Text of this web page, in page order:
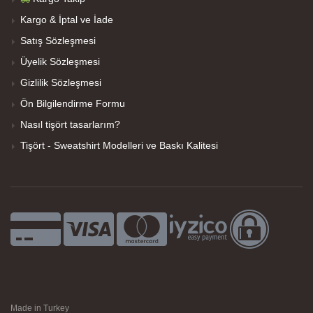
Kargo & İptal ve İade
Satış Sözleşmesi
Üyelik Sözleşmesi
Gizlilik Sözleşmesi
Ön Bilgilendirme Formu
Nasıl tişört tasarlarım?
Tişört - Sweatshirt Modelleri ve Baskı Kalitesi
Made in Turkey